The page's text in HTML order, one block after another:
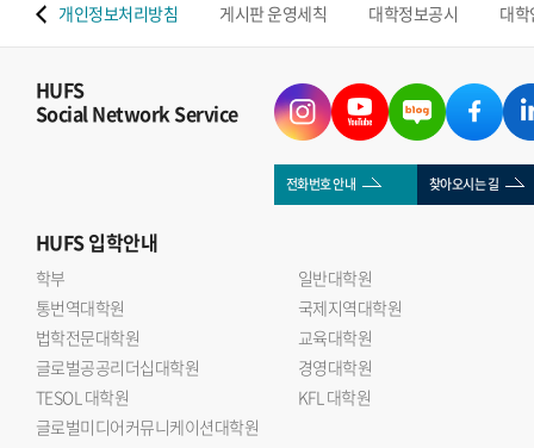
개인정보처리방침 게시판 운영세칙 대학정보공시 대
HUFS
Social Network Service
전화번호 안내 찾아오시는 길
HUFS입학안내
학부
일반대학원
통번역대학원
국제지역대학원
법학전문대학원
교육대학원
글로벌공공리더십대학원
경영대학원
TESOL 대학원
KFL 대학원
글로벌미디어커뮤니케이션대학원